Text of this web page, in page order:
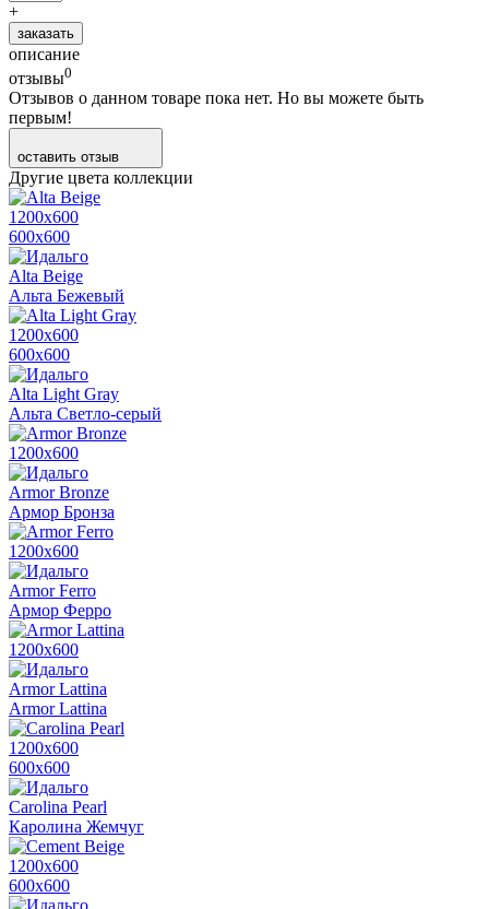
+
заказать
описание
отзывы0
Отзывов о данном товаре пока нет. Но вы можете быть
первым!
оставить отзыв
Другие цвета коллекции
1200х600
600х600
Alta Beige
Альта Бежевый
1200х600
600х600
Alta Light Gray
Альта Светло-серый
1200х600
Armor Bronze
Армор Бронза
1200х600
Armor Ferro
Армор Ферро
1200х600
Armor Lattina
Armor Lattina
1200х600
600х600
Carolina Pearl
Каролина Жемчуг
1200х600
600х600